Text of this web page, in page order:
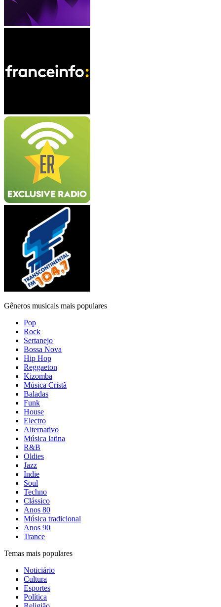
Gêneros musicais mais populares
Pop
Rock
Sertanejo
Bossa Nova
Hip Hop
Reggaeton
Kizomba
Música Cristã
Baladas
Funk
House
Electro
Alternativo
Música latina
R&B
Oldies
Jazz
Indie
Soul
Techno
Clássico
Anos 80
Música tradicional
Anos 90
Trance
Temas mais populares
Noticiário
Cultura
Esportes
Política